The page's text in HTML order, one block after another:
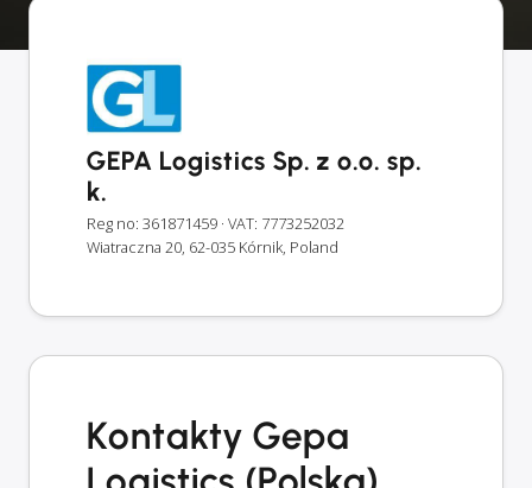
GEPA Logistics Sp. z o.o. sp.
k.
Reg no: 361871459 · VAT: 7773252032
Wiatraczna 20, 62-035 Kórnik, Poland
Kontakty Gepa